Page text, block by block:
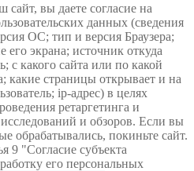
вы даете согласие на
данных (сведения
ОС; тип и версия Браузера;
его экрана; источник откуда
с какого сайта или по какой
какие страницы открывает и на
ip-адрес) в целях
ретаргетинга и
и обзоров. Если вы
обрабатывались, покиньте сайт.
9 "Согласие субъекта
его персональных